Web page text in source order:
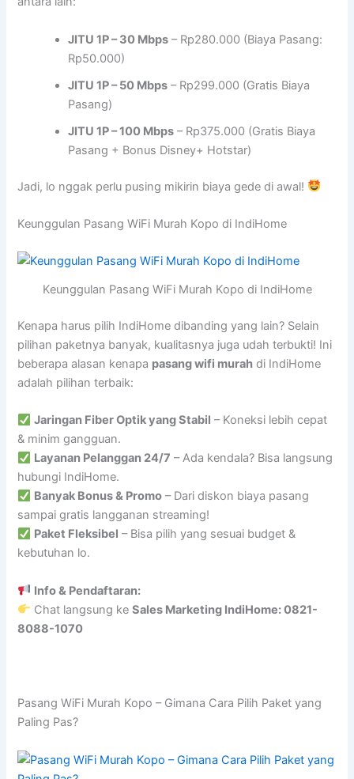
JITU 1P – 30 Mbps – Rp280.000 (Biaya Pasang:
Rp50.000)
JITU 1P – 50 Mbps – Rp299.000 (Gratis Biaya
Pasang)
JITU 1P – 100 Mbps – Rp375.000 (Gratis Biaya
Pasang + Bonus Disney+ Hotstar)
Jadi, lo nggak perlu pusing mikirin biaya gede di awal!
Keunggulan Pasang WiFi Murah Kopo di IndiHome
Keunggulan Pasang WiFi Murah Kopo di IndiHome
Kenapa harus pilih IndiHome dibanding yang lain? Selain
pilihan paketnya banyak, kualitasnya juga udah terbukti! Ini
beberapa alasan kenapa pasang wifi murah di IndiHome
adalah pilihan terbaik:
Jaringan Fiber Optik yang Stabil – Koneksi lebih cepat
& minim gangguan.
Layanan Pelanggan 24/7 – Ada kendala? Bisa langsung
hubungi IndiHome.
Banyak Bonus & Promo – Dari diskon biaya pasang
sampai gratis langganan streaming!
Paket Fleksibel – Bisa pilih yang sesuai budget &
kebutuhan lo.
Info & Pendaftaran:
Chat langsung keSales Marketing IndiHome: 0821-
8088-1070
Pasang WiFi Murah Kopo – Gimana Cara Pilih Paket yang
Paling Pas?